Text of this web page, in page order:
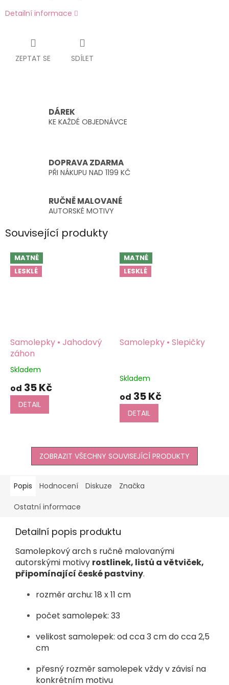
Detailní informace
ZEPTAT SE SDÍLET
DÁREK
KE KAŽDÉ OBJEDNÁVCE
DOPRAVA ZDARMA
PŘI NÁKUPU NAD 1199 KČ
RUČNĚ MALOVANÉ
AUTORSKÉ MOTIVY
Související produkty
MATNÉ
LESKLÉ
Samolepky • Jahodový
záhon
Průměrné
hodnocení
produktu
5,0
Skladem
od 35 Kč
DETAIL
MATNÉ
LESKLÉ
Samolepky • Slepičky
Skladem
od 35 Kč
DETAIL
ZOBRAZIT VŠECHNY SOUVISEJÍCÍ PRODUKTY
Popis Hodnocení Diskuze Značka
Ostatní informace
Detailní popis produktu
Samolepkový arch s ručně malovanými
autorskými motivy rostlinek, listů a větviček,
připomínající české pastviny.
rozměr archu: 18 x 11 cm
počet samolepek: 33
velikost samolepek: od cca 3 cm do cca 2,5
cm
přesný rozměr samolepek vždy v závisí na
konkrétním motivu